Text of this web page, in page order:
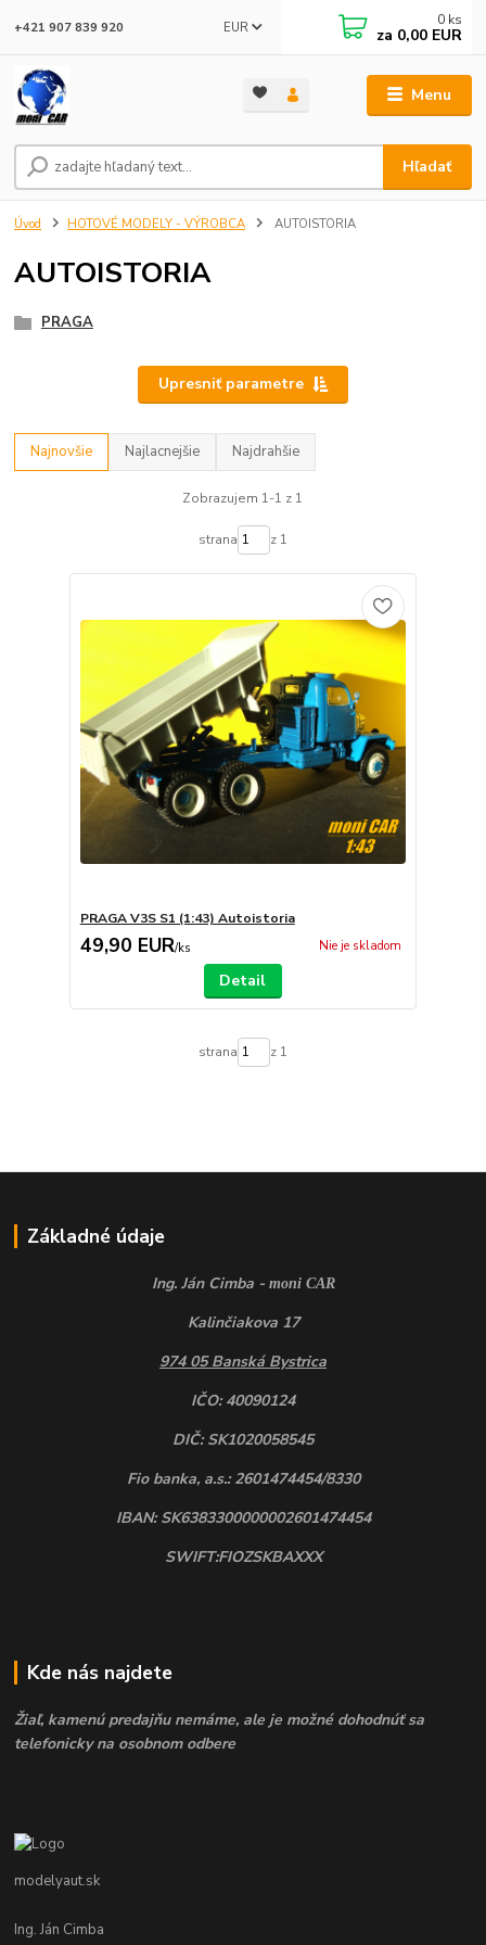
Menu
EUR
Hľadať
+421 907 839 920 0 ks
za 0,00 EUR
Úvod HOTOVÉ MODELY - VÝROBCA AUTOISTORIA
AUTOISTORIA
PRAGA
Upresniť parametre
Najnovšie Najlacnejšie Najdrahšie
Zobrazujem 1-1 z 1
strana z 1
PRAGA V3S S1 (1:43) Autoistoria
49,90 EUR/ks Nie je skladom
Detail
strana z 1
Základné údaje
Ing. Ján Cimba - moni CAR
Kalinčiakova 17
974 05 Banská Bystrica
IČO: 40090124
DIČ: SK1020058545
Fio banka, a.s.: 2601474454/8330
IBAN: SK6383300000002601474454
SWIFT:FIOZSKBAXXX
Kde nás najdete
Žiaľ, kamenú predajňu nemáme, ale je možné dohodnúť sa
telefonicky na osobnom odbere
modelyaut.sk
Ing. Ján Cimba